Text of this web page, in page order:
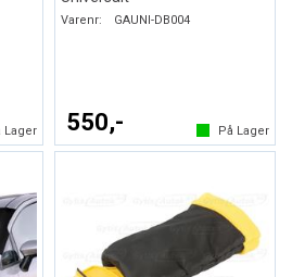
Lager
Varenr: GAUNI-DB004
550,- På Lager